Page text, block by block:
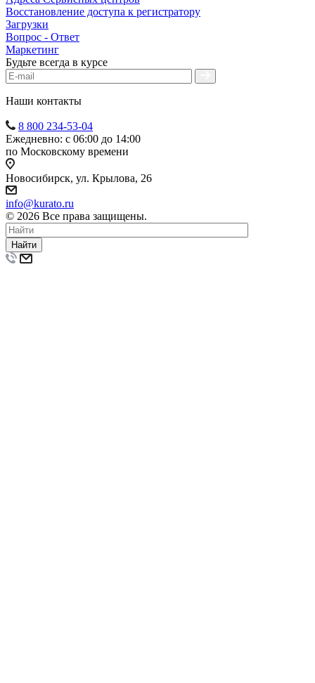
Восстановление доступа к регистратору
Загрузки
Вопрос - Ответ
Маркетинг
Будьте всегда в курсе
Наши контакты
8 800 234-53-04
Ежедневно: с 06:00 до 14:00
по Московскому времени
Новосибирск, ул. Крылова, 26
info@kurato.ru
© 2026 Все права защищены.
Найти